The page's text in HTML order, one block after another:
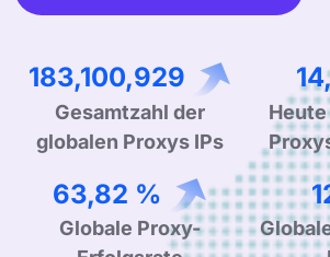
284,570,717
Gesamtzahl der
globalen Proxys IPs
99,90 %
Globale Proxy-